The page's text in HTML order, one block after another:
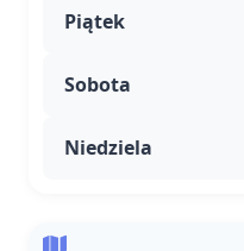
Piątek
Sobota
Niedziela